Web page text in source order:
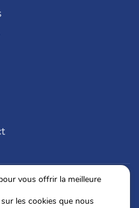
vous offrir la meilleure
les cookies que nous